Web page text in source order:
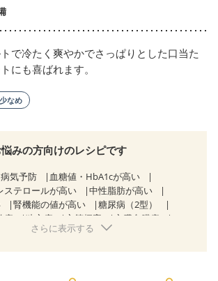
で冷たく爽やかでさっぱりとした口当た
にも喜ばれます。
なめ
みの方向けのレシピです
気予防
血糖値・HbA1cが高い
ステロールが高い
中性脂肪が高い
腎機能の値が高い
糖尿病（2型）
症 狭心症 心筋梗塞
心臓弁膜症
慢性膵炎（移行期・寛解期）
さらに表示する